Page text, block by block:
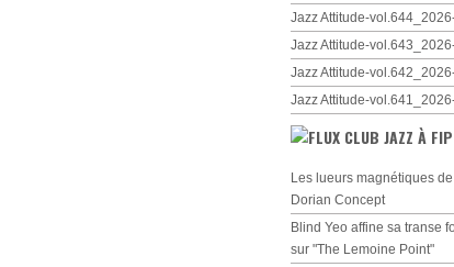
Jazz Attitude-
Jazz Attitude-
Jazz Attitude-
Jazz Attitude-
CLUB JAZZ À FIP
Les lueurs magnétiques
Dorian Concept
Blind Yeo affine sa transe
sur "The Lemoine Point"